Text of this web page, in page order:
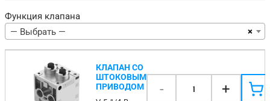
Функция клапана
×
— Выбрать —
КЛАПАН СО
ШТОКОВЫМ
ПРИВОДОМ
- 1 +